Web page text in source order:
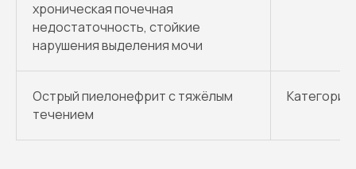
хроническая почечная
недостаточность, стойкие
нарушения выделения мочи
Острый пиелонефрит с тяжёлым
течением
Категория